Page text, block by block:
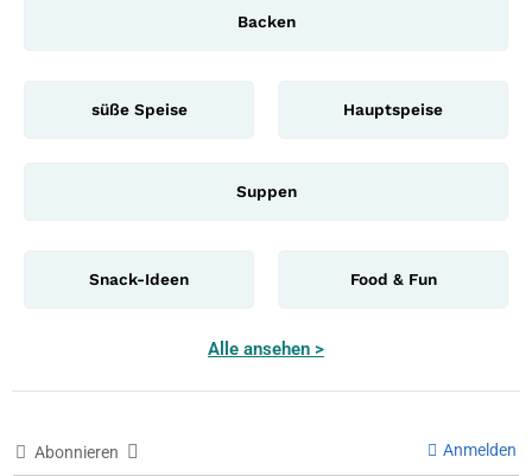
Backen
süße Speise Hauptspeise
Suppen
Snack-Ideen Food & Fun
Alle ansehen >
Abonnieren Anmelden